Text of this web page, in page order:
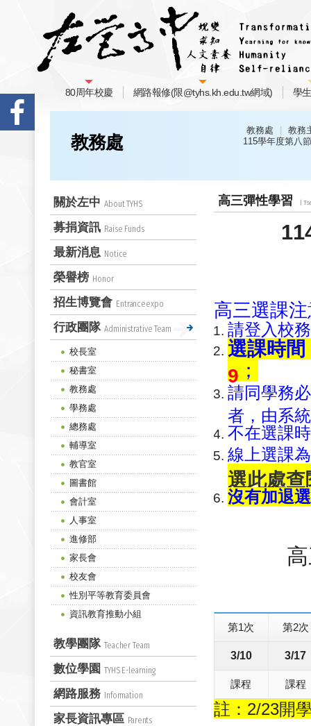
80周年校慶 網路報修(限@tyhs.kh.edu.tw網域) 學
教務處
教務處
教務
115學年度第八
高三彈性學習
高三選課
請登入校
選課時間
9 ；
請同學務
者，由系
不在選課
線上選課
選此處查
沒有加退選
第1次 第2次
3/10 3/17
課程 課程
註：2/23開
關於左中 About TYHS
募捐資訊 Raise Funds
最新消息 Notice
榮譽榜 Honor
招生博覽會 Entranceexpo
行政團隊 Administrative Team
校長室
秘書室
教務處
學務處
總務處
輔導室
教官室
圖書館
會計室
人事室
進修部
家長會
校友會
性別平等教育委員會
資訊教育推動小組
教學團隊 Teacher Team
數位學園 TYHS E-learning
網路服務 Information
家長資訊專區 Parents